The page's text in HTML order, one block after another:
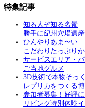
特集記事
知る人ぞ知る名景
勝手に紀州穴場遺産
ひんやりあま〜い
こだわりたっぷり
サービスエリア・
ご当地グルメ
3D技術で本物そっく
レプリカをつくる
参加者募集！好評
リビング特別体験